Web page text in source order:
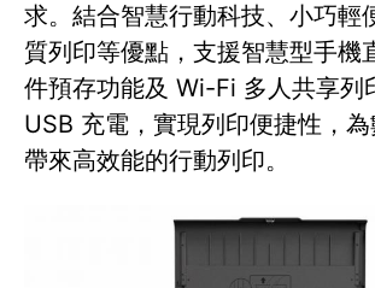
求。結合智慧行動科技、小巧輕
質列印等優點，支援智慧型手機
件預存功能及 Wi-Fi 多人共享列
USB 充電，實現列印便捷性，
帶來高效能的行動列印。